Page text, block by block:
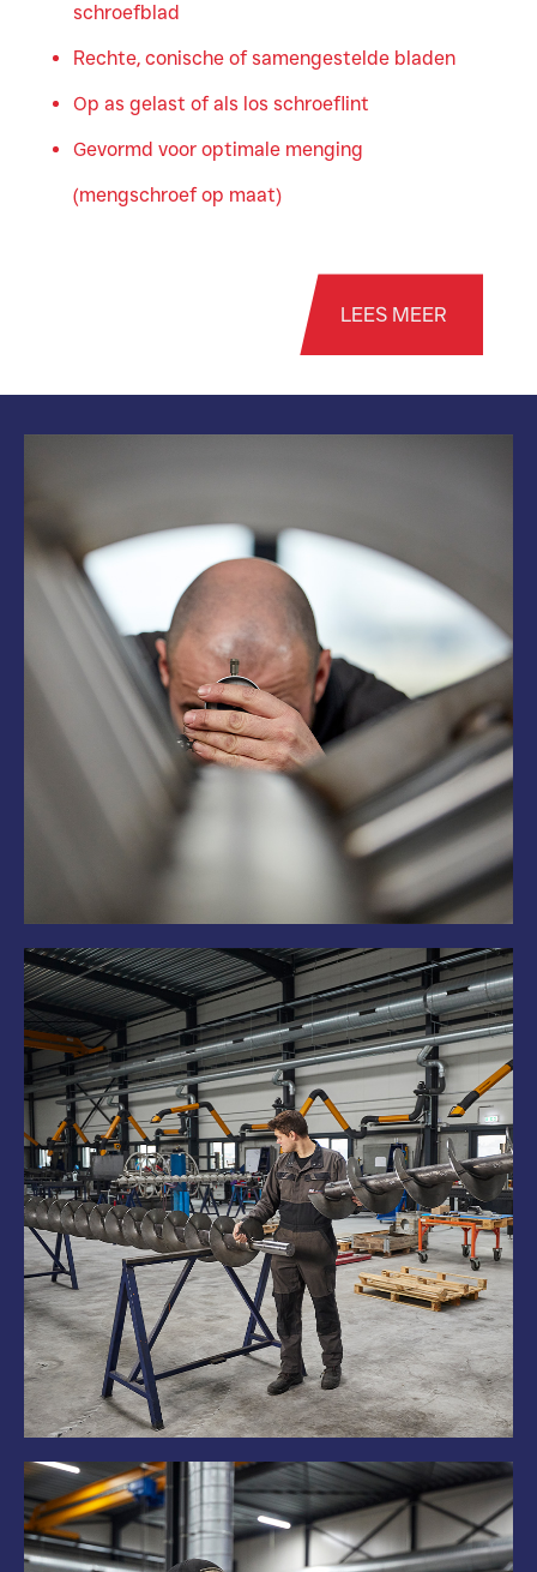
schroefblad
Rechte, conische of samengestelde bladen
Op as gelast of als los schroeflint
Gevormd voor optimale menging
(mengschroef op maat)
LEES MEER